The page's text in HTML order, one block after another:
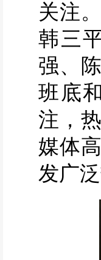
关注
韩三
强、
班底
注，
媒体
发广泛